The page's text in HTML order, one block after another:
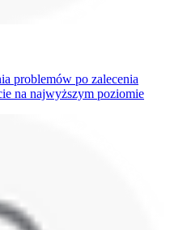
problemów po zalecenia
na najwyższym poziomie